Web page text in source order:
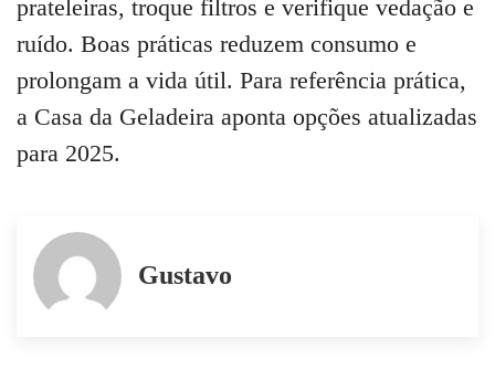
prateleiras, troque filtros e verifique vedação e
ruído. Boas práticas reduzem consumo e
prolongam a vida útil. Para referência prática,
a Casa da Geladeira aponta opções atualizadas
para 2025.
Gustavo